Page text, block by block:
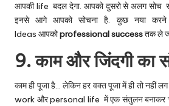
आपकी life बदल देगा. आपको दुसरो से अलग सोच
इनसे आगे आपको सोचना है. कुछ नया
Ideas आपकोprofessional successतक ले
9. काम और जिंदगी का
काम ही पूजा है… लेकिन हर वक्त पूजा में ही तो नहीं
work औरpersonal life में एक संतुलन बनाकर